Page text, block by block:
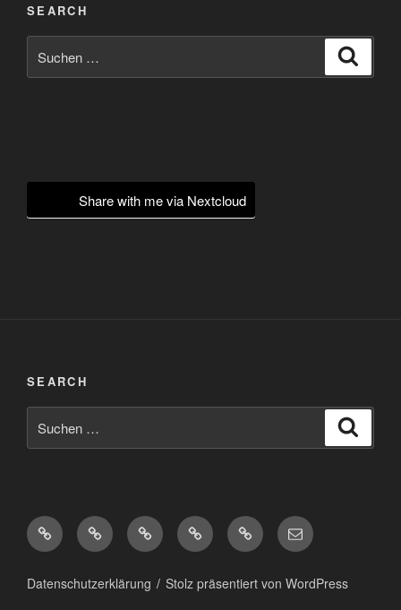
SEARCH
nach:
Share with me via Nextcloud
SEARCH
nach:
Diaspora*PixelfedPeertubeMastodonMatrix eMail
Datenschutzerklärung Stolz präsentiert von WordPress